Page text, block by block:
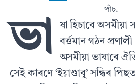
পাঁচ.
ভা
ষা হিচাবে অসমীয়া
বৰ্ত্তমান গঠন
অসমীয়া ভাষাৰে
সেই কাৰণে ‘ইয়াণ্ডাবু’ সন্ধিৰ